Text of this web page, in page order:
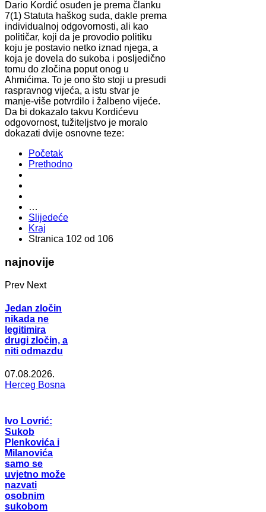
Dario Kordić osuđen je prema članku
7(1) Statuta haškog suda, dakle prema
individualnoj odgovornosti, ali kao
političar, koji da je provodio politiku
koju je postavio netko iznad njega, a
koja je dovela do sukoba i posljedično
tomu do zločina poput onog u
Ahmićima. To je ono što stoji u presudi
raspravnog vijeća, a istu stvar je
manje-više potvrdilo i žalbeno vijeće.
Da bi dokazalo takvu Kordićevu
odgovornost, tužiteljstvo je moralo
dokazati dvije osnovne teze:
Početak
Prethodno
…
Slijedeće
Kraj
Stranica 102 od 106
najnovije
Prev Next
Jedan zločin
nikada ne
legitimira
drugi zločin, a
niti odmazdu
07.08.2026.
Herceg Bosna
Ivo Lovrić:
Sukob
Plenkovića i
Milanovića
samo se
uvjetno može
nazvati
osobnim
sukobom